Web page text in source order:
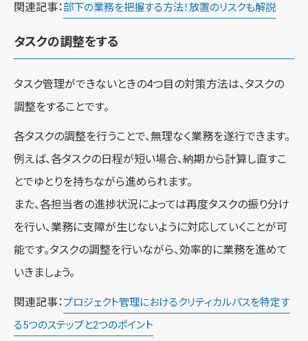
関連記事： 部下の業務を把握する方法！放置のリスクも解説
タスクの調整をする
タスク管理ができないときの4つ目の対策方法は、タスクの
調整をすることです。
各タスクの調整を行うことで、無理なく業務を遂行できます。
例えば、各タスクの日程が短い場合、納期から計算し直すこ
とでゆとりを持ちながら進められます。
また、各担当者の進捗状況によっては再度タスクの振り分け
を行い、業務に支障が生じないように対応していくことが可
能です。タスクの調整を行いながら、効率的に業務を進めて
いきましょう。
関連記事：プロジェクト管理におけるクリティカルパスを特定す
る5つのステップと2つのポイント